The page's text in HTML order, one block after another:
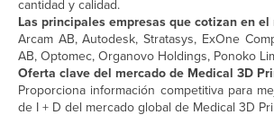
cantidad y calidad.
Las principales empresas que cotizan en
Arcam AB, Autodesk, Stratasys, ExOne
AB, Optomec, Organovo Holdings, Ponoko
Oferta clave del mercado de Medical 3D
Proporciona información competitiva para
de I + D del mercado global de Medical 3D